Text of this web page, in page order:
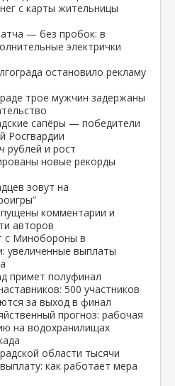
с карты жительницы
— без пробок: в
электрички
остановило рекламу
трое мужчин задержаны
сапёры — победители
Росгвардии
рублей и рост
новые рекорды
зовут на
комментарии и
авторов
с Минобороны в
увеличенные выплаты
примет полуфинал
500 участников
за выход в финал
прогноз: рабочая
на водохранилищах
области тысячи
как работает мера